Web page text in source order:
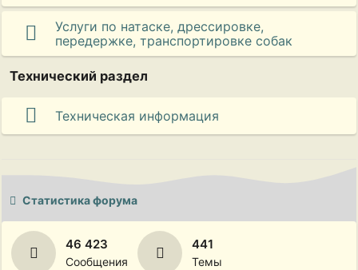
Услуги по натаске, дрессировке,
передержке, транспортировке собак
Технический раздел
Техническая информация
Статистика форума
46 423
Сообщения
441
Темы